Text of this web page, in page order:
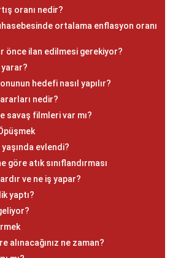
oranı nedir?
ortalama enflasyon oranı
önce ilan edilmesi gerekiyor?
hedefi nasıl yapılır?
nedir?
savaş filmleri var mı?
evlendi?
göre atık sınıflandırması
ve ne iş yapar?
yaptı?
alınacağınız ne zaman?